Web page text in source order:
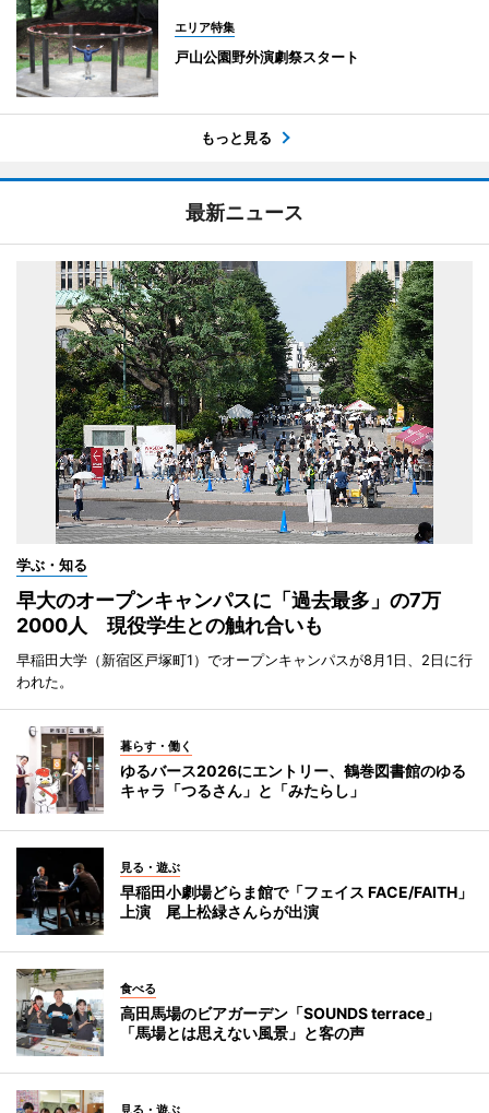
エリア特集
戸山公園野外演劇祭スタート
もっと見る
最新ニュース
学ぶ・知る
早大のオープンキャンパスに「過去最多」の7万
2000人 現役学生との触れ合いも
早稲田大学（新宿区戸塚町1）でオープンキャンパスが8月1日、2日に行
われた。
暮らす・働く
ゆるバース2026にエントリー、鶴巻図書館のゆる
キャラ「つるさん」と「みたらし」
見る・遊ぶ
早稲田小劇場どらま館で「フェイス FACE/FAITH」
上演 尾上松緑さんらが出演
食べる
高田馬場のビアガーデン「SOUNDS terrace」
「馬場とは思えない風景」と客の声
見る・遊ぶ